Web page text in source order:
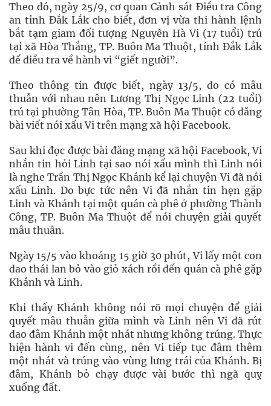
Theo đó, ngày 25/9, cơ quan Cảnh sát Điều tra Công
an tỉnh Đắk Lắk cho biết, đơn vị vừa thi hành lệnh
bắt tạm giam đối tượng Nguyễn Hà Vi (17 tuổi) trú
tại xã Hòa Thắng, TP. Buôn Ma Thuột, tỉnh Đắk Lắk
để điều tra về hành vi “giết người”.
Theo thông tin được biết, ngày 13/5, do có mâu
thuẫn với nhau nên Lương Thị Ngọc Linh (22 tuổi)
trú tại phường Tân Hòa, TP. Buôn Ma Thuột có đăng
bài viết nói xấu Vi trên mạng xã hội Facebook.
Sau khi đọc được bài đăng mạng xã hội Facebook, Vi
nhắn tin hỏi Linh tại sao nói xấu mình thì Linh nói
là nghe Trần Thị Ngọc Khánh kể lại chuyện Vi đã nói
xấu Linh. Do bực tức nên Vi đã nhắn tin hẹn gặp
Linh và Khánh tại một quán cà phê ở phường Thành
Công, TP. Buôn Ma Thuột để nói chuyện giải quyết
mâu thuẫn.
Ngày 15/5 vào khoảng 15 giờ 30 phút, Vi lấy một con
dao thái lan bỏ vào giỏ xách rồi đến quán cà phê gặp
Khánh và Linh.
Khi thấy Khánh không nói rõ mọi chuyện để giải
quyết mâu thuẫn giữa mình và Linh nên Vi đã rút
dao đâm Khánh một nhát nhưng không trúng. Thực
hiện hành vi đến cùng, nên Vi tiếp tục đâm thêm
một nhát và trúng vào vùng lưng trái của Khánh. Bị
đâm, Khánh bỏ chạy được vài bước thì ngã quỵ
xuống đất.